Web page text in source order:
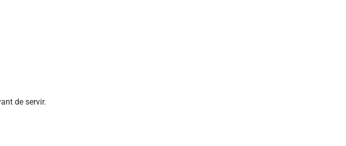
de servir.